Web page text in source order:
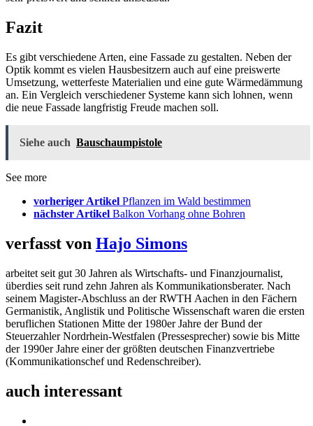
Fazit
Es gibt verschiedene Arten, eine Fassade zu gestalten. Neben der
Optik kommt es vielen Hausbesitzern auch auf eine preiswerte
Umsetzung, wetterfeste Materialien und eine gute Wärmedämmung
an. Ein Vergleich verschiedener Systeme kann sich lohnen, wenn
die neue Fassade langfristig Freude machen soll.
Siehe auch Bauschaumpistole
See more
vorheriger Artikel Pflanzen im Wald bestimmen
nächster Artikel Balkon Vorhang ohne Bohren
verfasst von Hajo Simons
arbeitet seit gut 30 Jahren als Wirtschafts- und Finanzjournalist,
überdies seit rund zehn Jahren als Kommunikationsberater. Nach
seinem Magister-Abschluss an der RWTH Aachen in den Fächern
Germanistik, Anglistik und Politische Wissenschaft waren die ersten
beruflichen Stationen Mitte der 1980er Jahre der Bund der
Steuerzahler Nordrhein-Westfalen (Pressesprecher) sowie bis Mitte
der 1990er Jahre einer der größten deutschen Finanzvertriebe
(Kommunikationschef und Redenschreiber).
auch interessant